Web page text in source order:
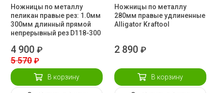
Ножницы по металлу
пеликан правые рез: 1.0мм
300мм длинный прямой
непрерывный рез D118-300
4 900 ₽
5 570 ₽
В корзину
Ножницы по металлу
280мм правые удлиненные
Alligator Kraftool
2 890₽
В корзину